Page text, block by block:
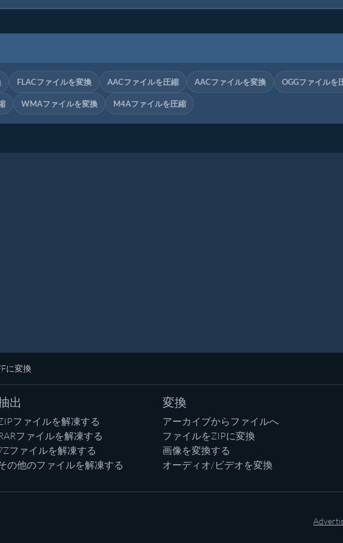
FLACファイルを変換 AACファイルを圧縮 AACファイルを変換 OGGファイルを
WMAファイルを変換 M4Aファイルを圧縮
に変換
出
ファイルを解凍する
ファイルを解凍する
ファイルを解凍する
の他のファイルを解凍する
変換
アーカイブからファイルへ
ファイルをZIPに変換
画像を変換する
オーディオ/ビデオを変換